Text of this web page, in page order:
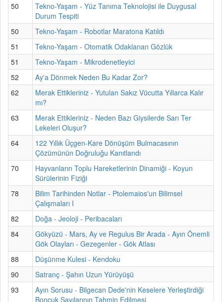
50
Tekno-Yaşam - Yüz Tanıma Teknolojisi ile Duygusal
Durum Tespiti
50
Tekno-Yaşam - Robotlar Maratona Katıldı
51
Tekno-Yaşam - Otomatik Odaklanan Gözlük
51
Tekno-Yaşam - Mikrodenetleyici
52
Ay'a Dönmek Neden Bu Kadar Zor?
62
Merak Ettikleriniz - Yutulan Sakız Vücutta Yıllarca Kalır
mı?
63
Merak Ettikleriniz - Neden Bazı Giysilerde Sarı Ter
Lekeleri Oluşur?
64
122 Yıllık Üçgen-Kare Dönüşüm Bulmacasının
Çözümünün Doğruluğu Kanıtlandı
70
Hayvanların Toplu Hareketlerinin Dinamiği - Koyun
Sürülerinin Fiziği
78
Bilim Tarihinden Notlar - Ptolemaios'un Bilimsel
Çalışmaları I
82
Doğa - Jeoloji - Peribacaları
84
Gökyüzü - Mars, Ay ve Regulus Bir Arada - Ayın Önemli
Gök Olayları - Gezegenler - Gök Atlası
88
Düşünme Kulesi - Kendoku
90
Satranç - Şahın Uzun Yürüyüşü
93
Ayın Sorusu - Bilgecan Dede'nin Keselere Yerleştirdiği
Boncuk Sayılarının Tahmin Edilmesi